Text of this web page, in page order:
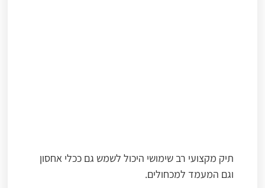
תיק מקצועי רב שימושי היכול לשמש גם ככלי אחסון
וגם המעמד למכחולים.